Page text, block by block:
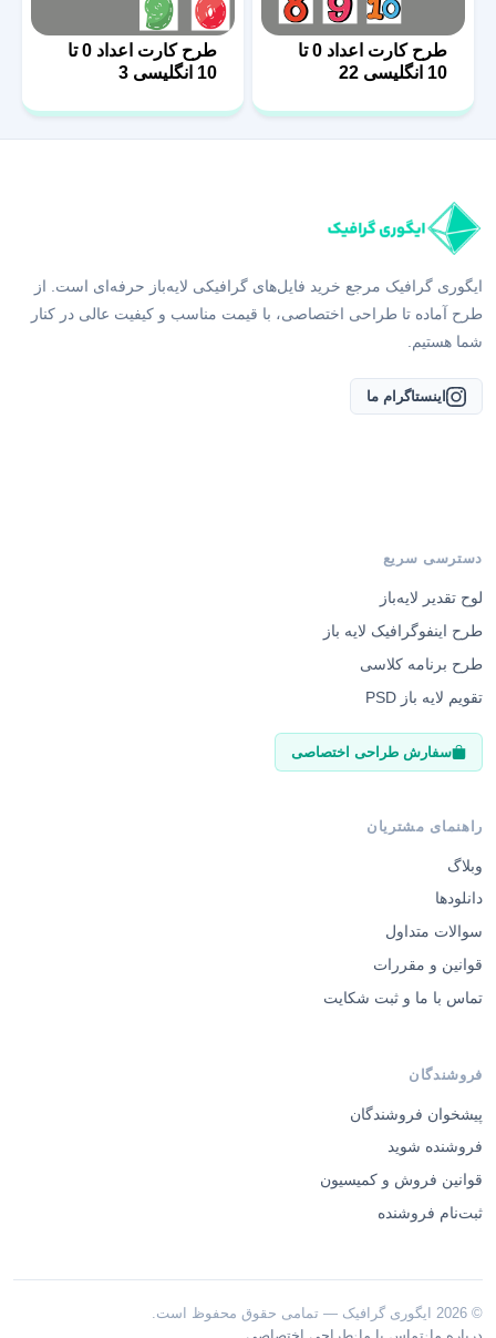
طرح کارت اعداد 0 تا
10 انگلیسی 22
طرح کارت اعداد 0 تا
10 انگلیسی 3
ایگوری گرافیک مرجع خرید فایل‌های گرافیکی لایه‌باز حرفه‌ای است. از
طرح آماده تا طراحی اختصاصی، با قیمت مناسب و کیفیت عالی در کنار
شما هستیم.
اینستاگرام ما
دسترسی سریع
لوح تقدیر لایه‌باز
طرح اینفوگرافیک لایه باز
طرح برنامه کلاسی
تقویم لایه باز PSD
سفارش طراحی اختصاصی
راهنمای مشتریان
وبلاگ
دانلودها
سوالات متداول
قوانین و مقررات
تماس با ما و ثبت شکایت
فروشندگان
پیشخوان فروشندگان
فروشنده شوید
قوانین فروش و کمیسیون
ثبت‌نام فروشنده
© 2026 ایگوری گرافیک — تمامی حقوق محفوظ است.
·
·